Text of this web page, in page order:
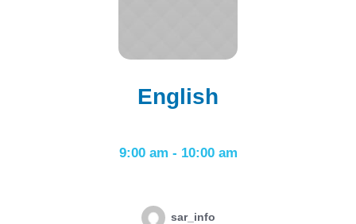
English
9:00 am - 10:00 am
sar_info